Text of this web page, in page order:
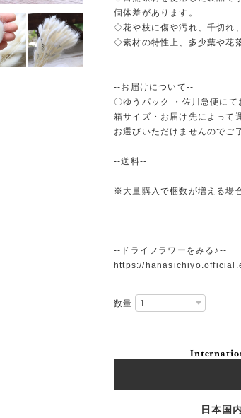
個体差があります。
◇花や枝に傷や汚れ、千切れ
◇素材の特性上、多少葉や花
--お届けについて--
〇ゆうパック ・佐川急便に
箱サイズ・お届け先によって
お選びいただけませんのでご
--送料--
※大量購入で梱数が増える場
--ドライフラワーをみる♪--
https://
数量
日本国